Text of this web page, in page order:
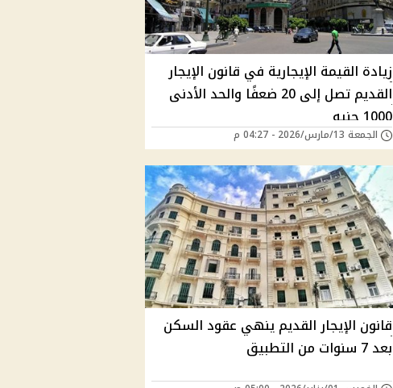
زيادة القيمة الإيجارية في قانون الإيجار
القديم تصل إلى 20 ضعفًا والحد الأدنى
1000 جنيه
الجمعة 13/مارس/2026 - 04:27 م
قانون الإيجار القديم ينهي عقود السكن
بعد 7 سنوات من التطبيق